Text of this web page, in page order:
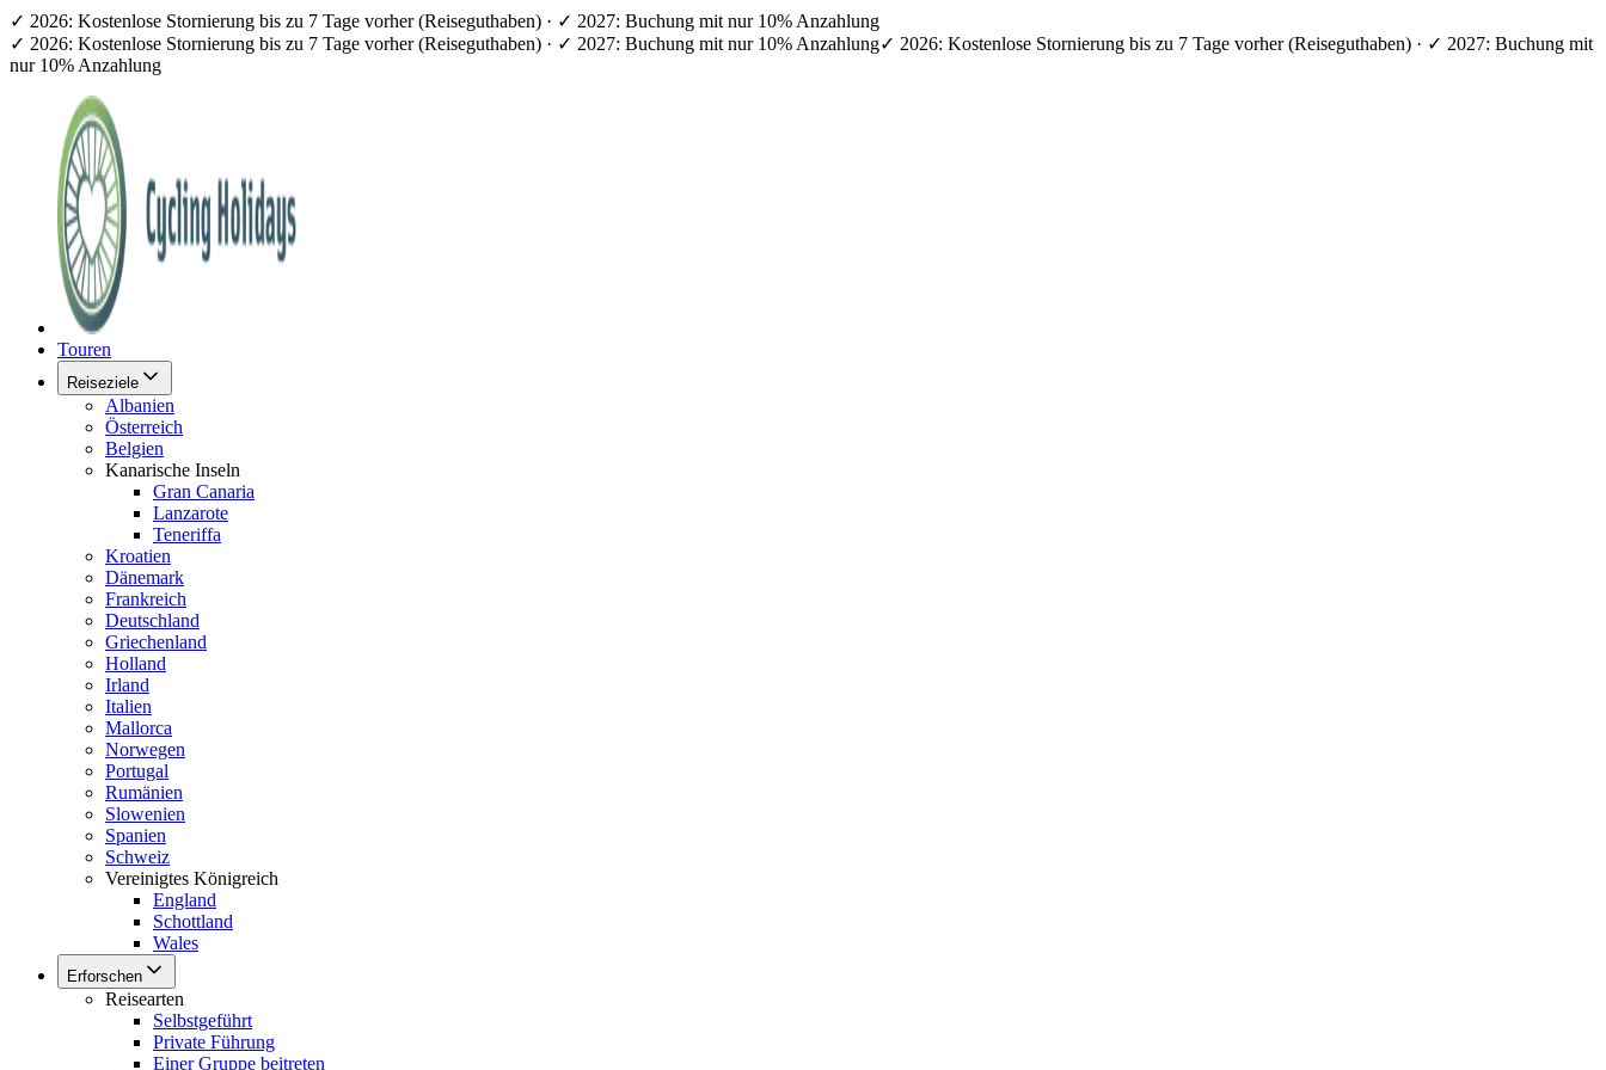
✓ 2026: Kostenlose Stornierung bis zu 7 Tage vorher (Reiseguthaben) · ✓ 2027: Buchung mit nur 10% Anzahlung
✓ 2026: Kostenlose Stornierung bis zu 7 Tage vorher (Reiseguthaben) · ✓ 2027: Buchung mit nur 10% Anzahlung✓ 2026: Kostenlose Stornierung bis zu 7 Tage vorher (Reiseguthaben) · ✓ 2027: Buchung mit
nur 10% Anzahlung
Touren
Reiseziele
Albanien
Österreich
Belgien
Kanarische Inseln
Gran Canaria
Lanzarote
Teneriffa
Kroatien
Dänemark
Frankreich
Deutschland
Griechenland
Holland
Irland
Italien
Mallorca
Norwegen
Portugal
Rumänien
Slowenien
Spanien
Schweiz
Vereinigtes Königreich
England
Schottland
Wales
Erforschen
Reisearten
Selbstgeführt
Private Führung
Einer Gruppe beitreten